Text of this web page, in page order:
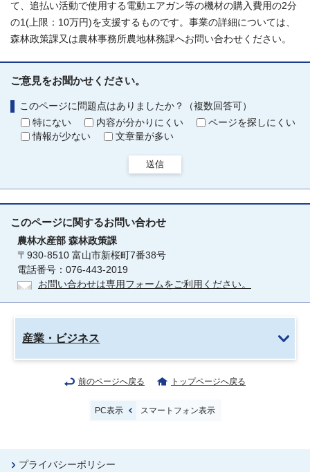
て、追払い活動で使用する電動エアガン等の機材の購入費用の2分
の1(上限：10万円)を支援するものです。事業の詳細については、
森林政策課又は農林事務所農地林務課へお問い合わせください。
ご意見をお聞かせください。
このページに問題点はありましたか？（複数回答可）
特にない
内容が分かりにくい
ページを探しにくい
情報が少ない
文章量が多い
送信
このページに関するお問い合わせ
農林水産部 森林政策課
〒930-8510 富山市新桜町7番38号
電話番号：076-443-2019
お問い合わせは専用フォームをご利用ください。
産業・ビジネス
前のページへ戻る トップページへ戻る
PC表示 スマートフォン表示
プライバシーポリシー